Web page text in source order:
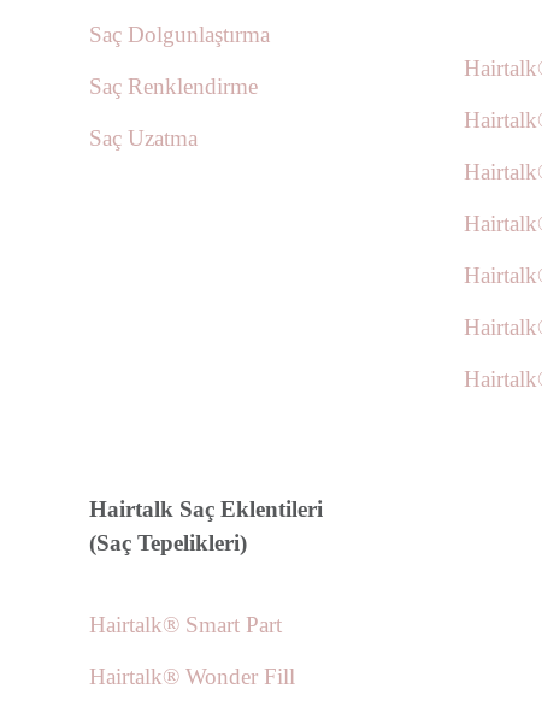
Saç Dolgunlaştırma
Saç Renklendirme
Saç Uzatma
Hairtalk Saç Eklentileri
(Saç Tepelikleri)
Hairtalk® Smart Part
Hairtalk® Wonder Fill